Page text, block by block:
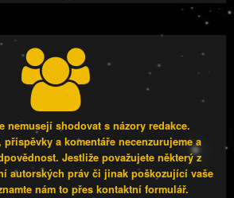
nemusejí shodovat s názory redakce.
příspěvky a komentáře necenzurujeme a
Jestliže považujete některý z
autorských práv či jinak poškozující vaše
nám to přes kontaktní formulář.